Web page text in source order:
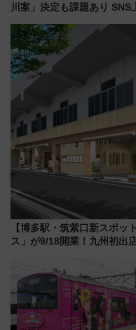
川案」決定も課題あり SNS
【博多駅・筑紫口新スポッ
ス」が9/18開業！九州初出